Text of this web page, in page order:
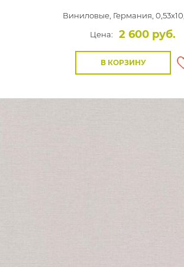
Виниловые, Германия,
Цена:
2 600 руб.
В КОРЗИНУ